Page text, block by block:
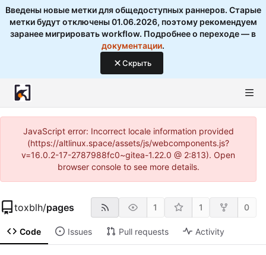
Введены новые метки для общедоступных раннеров. Старые
метки будут отключены 01.06.2026, поэтому рекомендуем
заранее мигрировать workflow. Подробнее о переходе — в
документации.
Скрыть
JavaScript error: Incorrect locale information provided
(https://altlinux.space/assets/js/webcomponents.js?
v=16.0.2-17-2787988fc0~gitea-1.22.0 @ 2:813). Open
browser console to see more details.
toxblh/pages 1 1 0
Code Issues Pull requests Activity